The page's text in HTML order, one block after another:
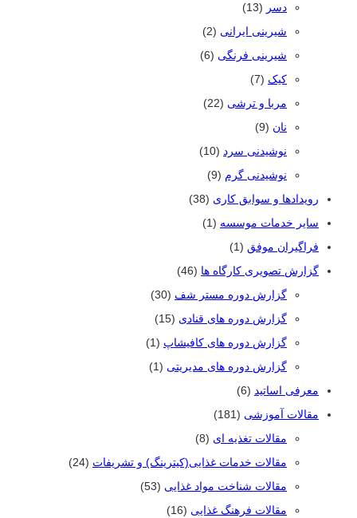
دسر (13)
شیرینی ایرانی (2)
شیرینی فرنگی (6)
کیک (7)
مربا و ترشی (22)
نان (9)
نوشیدنی سرد (10)
نوشیدنی گرم (9)
رویدادها و سوابق کاری (38)
سایر خدمات موسسه (1)
فراگیران موفق (1)
گزارش تصویری کارگاه ها (46)
گزارش دوره مستر شف (30)
گزارش دوره های قنادی (15)
گزارش دوره های کافیشاپ (1)
گزارش دوره های مدیریتی (1)
معرفی اساتید (6)
مقالات آموزشی (181)
مقالات تغذیه ای (8)
مقالات خدمات غذایی(کیترینگ) و تشریفات (24)
مقالات شناخت مواد غذایی (53)
مقالات فرهنگ غذایی (16)